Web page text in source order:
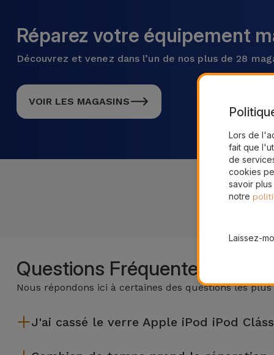
Kids
Voir
Réparez votre équipement
Découvrez et venez dans l’un de nos plus de 28
VOIR LES MAGASINS
Questions Fréquentes
Nous répondons ici à certaines des questions les
J'ai cassé le verre Apple iPod iPod
Lors de
fait que
de
cookies
savoir
notre
Laissez-